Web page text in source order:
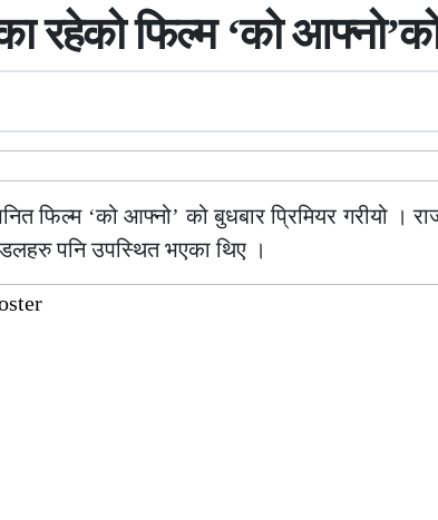
फिल्म ‘को आफ्नो’को
फिल्म ‘को आफ्नो’ को बुधबार प्रिमियर गरीयो ।
पनि उपस्थित भएका थिए ।